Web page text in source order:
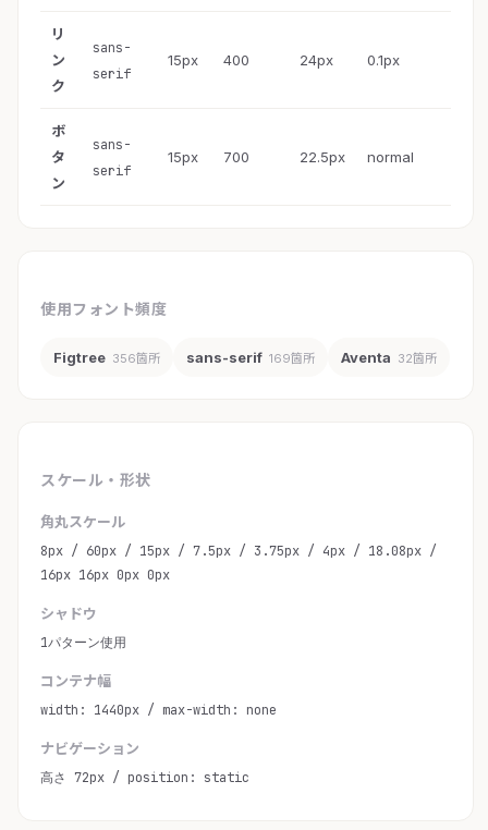
リ
ン
ク
sans-
serif
15px 400 24px 0.1px
ボ
タ
ン
sans-
serif
15px 700 22.5px normal
使用フォント頻度
Figtree 356箇所 sans-serif 169箇所 Aventa 32箇所
スケール・形状
角丸スケール
8px / 60px / 15px / 7.5px / 3.75px / 4px / 18.08px /
16px 16px 0px 0px
シャドウ
1パターン使用
コンテナ幅
width: 1440px / max-width: none
ナビゲーション
高さ 72px / position: static